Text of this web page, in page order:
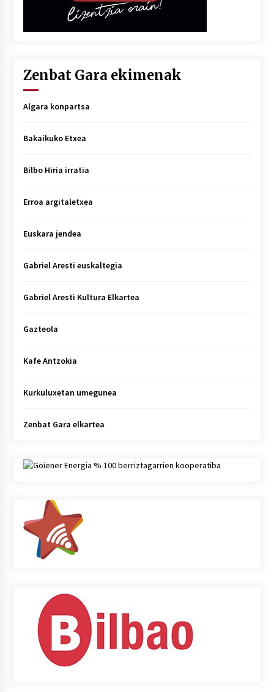
Zenbat Gara ekimenak
Algara konpartsa
Bakaikuko Etxea
Bilbo Hiria irratia
Erroa argitaletxea
Euskara jendea
Gabriel Aresti euskaltegia
Gabriel Aresti Kultura Elkartea
Gazteola
Kafe Antzokia
Kurkuluxetan umegunea
Zenbat Gara elkartea